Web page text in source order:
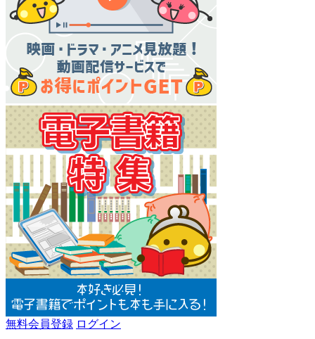
無料会員登録 ログイン